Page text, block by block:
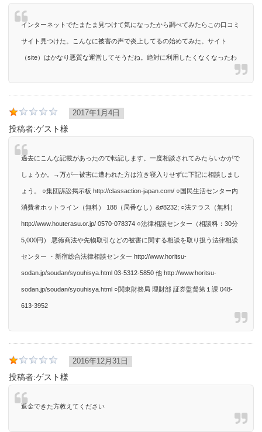
インターネットでたまたま見つけて気になったから調べてみたらこの口コミ
サイト見つけた。こんなに被害の声で炎上してるの始めてみた。サイト
（site）はかなり悪質な運営してそうだね。絶対に利用したくなくなったわ
2017年1月4日
投稿者:ゲスト様
過去にこんな記載があったので転記します。一度相談されてみたらいかがで
しょうか。→万が一被害に遭われた方は泣き寝入りせずに下記に相談しまし
ょう。 ○集団訴訟掲示板 http://classaction-japan.com/ ○国民生活センター内
消費者ホットライン（無料） 188（局番なし）&#8232; ○法テラス（無料）
http://www.houterasu.or.jp/ 0570-078374 ○法律相談センター（相談料：30分
5,000円） 悪徳商法や先物取引などの被害に関する相談を取り扱う法律相談
センター ・新宿総合法律相談センター http://www.horitsu-
sodan.jp/soudan/syouhisya.html 03-5312-5850 他 http://www.horitsu-
sodan.jp/soudan/syouhisya.html ○関東財務局 理財部 証券監督第１課 048-
613-3952
2016年12月31日
投稿者:ゲスト様
返金できた方教えてください